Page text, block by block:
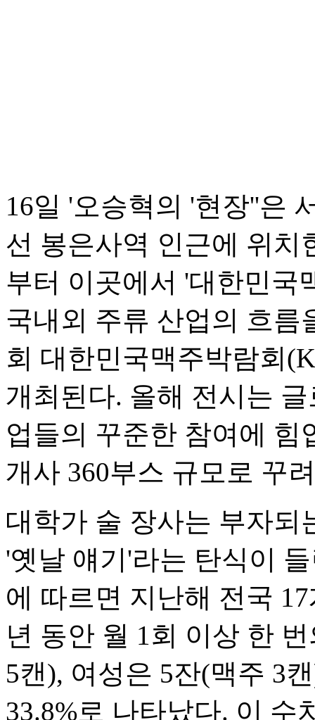
16일 '오승혁의 '현장''은
선 봉은사역 인근에 위치
부터 이곳에서 '대한민국
국내외 주류 산업의 흐름
회 대한민국맥주박람회
개최된다. 올해 전시는
업들의 꾸준한 참여에 힘
개사 360부스 규모로 꾸
대학가 술 장사는 부자되
'옛날 얘기'라는 탄식이
에 따르면 지난해 전국
년 동안 월 1회 이상 한
5캔), 여성은 5잔(맥주 3
33.8%로 나타났다. 이 수